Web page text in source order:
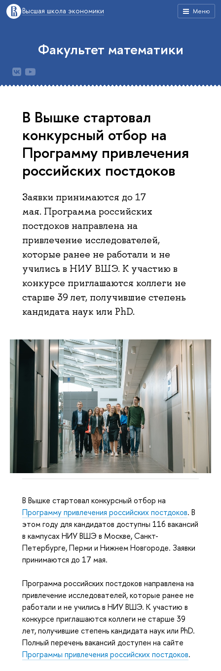
Меню
Высшая школа экономики
Факультет математики
В Вышке стартовал
конкурсный отбор на
Программу привлечения
российских постдоков
Заявки принимаются до 17
мая. Программа российских
постдоков направлена на
привлечение исследователей,
которые ранее не работали и не
учились в НИУ ВШЭ. К участию в
конкурсе приглашаются коллеги не
старше 39 лет, получившие степень
кандидата наук или PhD.
В Вышке стартовал конкурсный отбор на
Программу привлечения российских постдоков. В
этом году для кандидатов доступны 116 вакансий
в кампусах НИУ ВШЭ в Москве, Санкт-
Петербурге, Перми и Нижнем Новгороде. Заявки
принимаются до 17 мая.
Программа российских постдоков направлена на
привлечение исследователей, которые ранее не
работали и не учились в НИУ ВШЭ. К участию в
конкурсе приглашаются коллеги не старше 39
лет, получившие степень кандидата наук или PhD.
Полный перечень вакансий доступен на сайте
Программы привлечения российских постдоков.